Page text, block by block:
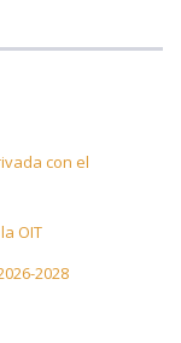
con el
OIT
2028